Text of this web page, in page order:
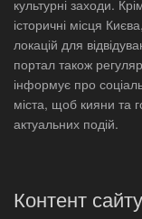
культурні заходи.
історичні місця
локацій для
портал також
інформує про
міста, щоб кияни та
актуальних подій.
Контент